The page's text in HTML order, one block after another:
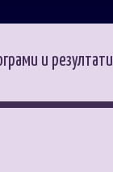
и резултати